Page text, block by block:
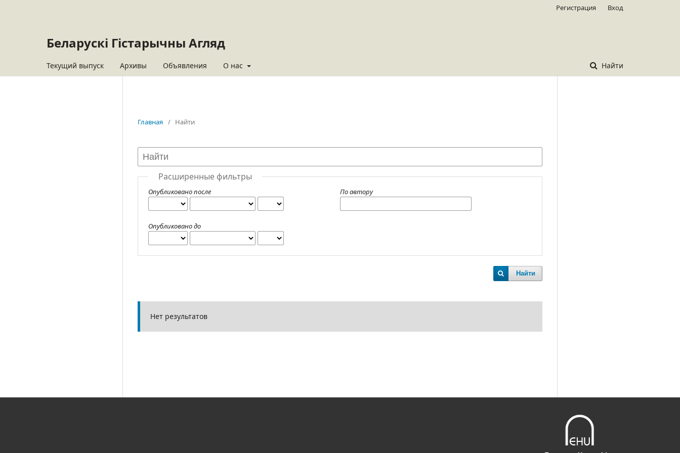
Беларускі Гістарычны Агляд
Текущий выпуск Архивы Объявления О нас Найти
Регистрация Вход
Главная / Найти
Расширенные фильтры
Опубликовано после
Опубликовано до
По автору
Найти
Нет результатов